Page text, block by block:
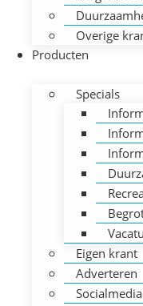
Overige
Producten
Specials
Eigen krant
Adverteren